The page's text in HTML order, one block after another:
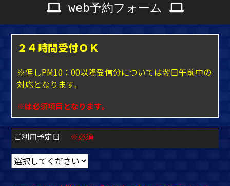
web予約フォーム
２４時間受付ＯＫ
※但しPM10：00以降受信分については翌日午前中の
対応となります。
※は必須項目となります。
ご利用予定日 ※必須